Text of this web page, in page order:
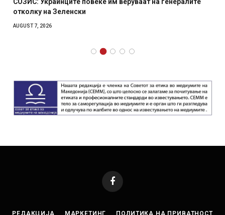
отколку на Зеленски
AUGUST 7, 2026
Facebook
РЕДАКЦИЈА МАРКЕТИНГ ПОЛИТИКА НА ПРИВАТНОСТ